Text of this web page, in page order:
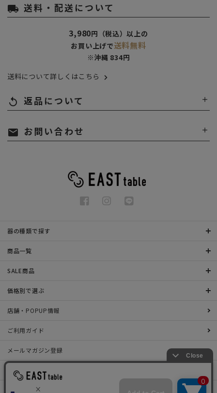
local_shipping 送料・配送について
3,980円（税込）以上の
お買い上げで送料無料
※沖縄 834円
送料について詳しくはこちら
replay 返品について
mail お問い合わせ
器の種類で探す
商品一覧
SALE商品
価格別で選ぶ
店舗・POPUP情報
ご利用ガイド
メールマガジン登録
お問い合わせ
特定商取引法表示について